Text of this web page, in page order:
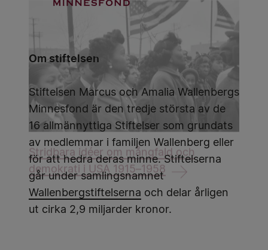
Stridbara idéer om mångfald och
demokrati i USA 1915–1958
Om stiftelsen
Stiftelsen Marcus och Amalia Wallenbergs
Minnesfond är den tredje största av de
16 allmännyttiga Stiftelser som grundats
av medlemmar i familjen Wallenberg eller
för att hedra deras minne. Stiftelserna
går under samlingsnamnet
Wallenbergstiftelserna och delar årligen
ut cirka 2,9 miljarder kronor.